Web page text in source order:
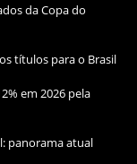
da Copa do
títulos para o Brasil
em 2026 pela
panorama atual